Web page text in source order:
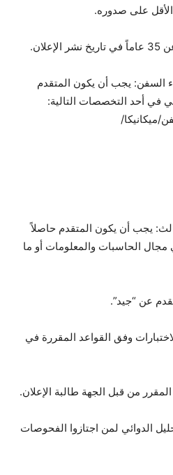
على صدوره.
السفن: يجب أن يكون المتقدم
أحد التخصصات التالية:
ميكانيكا/
يجب أن يكون المتقدم حاصلاً
الحاسبات والمعلومات أو ما
وفق القواعد المقررة في
الدوائي لمن اجتازوا الفحوصات